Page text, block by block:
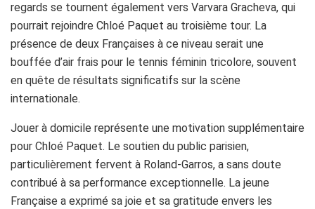
regards se tournent également vers Varvara Gracheva, qui
pourrait rejoindre Chloé Paquet au troisième tour. La
présence de deux Françaises à ce niveau serait une
bouffée d’air frais pour le tennis féminin tricolore, souvent
en quête de résultats significatifs sur la scène
internationale.
Jouer à domicile représente une motivation supplémentaire
pour Chloé Paquet. Le soutien du public parisien,
particulièrement fervent à Roland-Garros, a sans doute
contribué à sa performance exceptionnelle. La jeune
Française a exprimé sa joie et sa gratitude envers les